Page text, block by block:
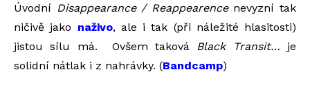
Úvodní Disappearance / Reappearencenevyzní tak
ničivě jako naživo, ale i tak (při náležité hlasitosti)
jistou sílu má. Ovšem taková Black Transit… je
solidní nátlak i z nahrávky. (Bandcamp)